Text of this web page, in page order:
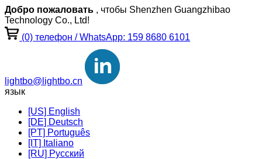
Добро пожаловать , чтобы Shenzhen Guangzhibao
Technology Co., Ltd!
(0)телефон / WhatsApp: 159 8680 6101
lightbo@lightbo.cn
язык
[US] English
[DE] Deutsch
[PT] Português
[IT] Italiano
[RU] Pусский